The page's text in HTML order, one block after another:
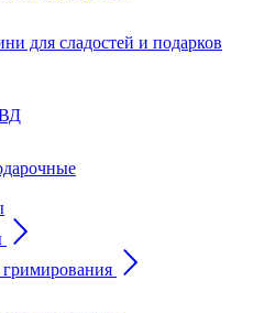
для сладостей и подарков